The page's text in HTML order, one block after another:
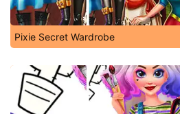
Pixie Secret Wardrobe